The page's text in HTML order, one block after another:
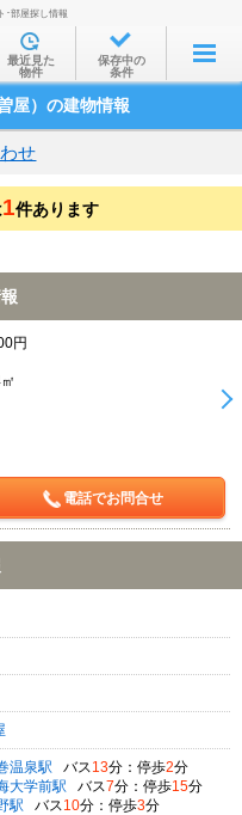
駅から
場から
学時間から
会社から
･部屋探し情報
最近見た
物件
保存中の
条件
屋）の建物情報
せ
1件あります
円
電話でお問合せ
温泉駅 バス 13分：停歩2分
大学前駅 バス7分：停歩15分
駅 バス 10分：停歩3分